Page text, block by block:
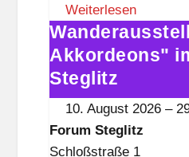
S
t
e
g
l
i
t
Weiterlesen
Wanderausstellung
„600
Akkordeons"
im
Forum
Steglitz
Akkordeons"
Steglitz
10. August 2026 –
Forum Steglitz
Schloßstraße 1